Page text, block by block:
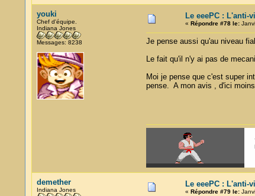
youki
Chef d'équipe.
Indiana Jones
Messages: 8238
Le eeePC : L'anti-
« Répondre #78 le:
Je pense aussi qu'au niveau
Le fait qu'il n'y ai pas de
Moi je pense que c'est super
pense. A mon avis , d'ici
demether
Indiana Jones
Le eeePC : L'anti-
« Répondre #79 le: